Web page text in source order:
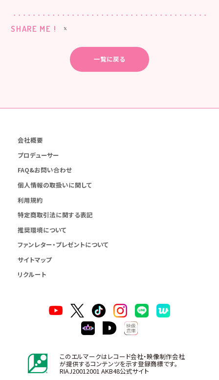
SHARE ME !
一覧に戻る
会社概要
プロデューサー
FAQ&お問い合わせ
個人情報の取扱いに関して
利用規約
特定商取引法に関する表記
推奨環境について
ファンレター・プレゼントについて
サイトマップ
リクルート
このエルマークはレコード会社・映像制作会社
が提供するコンテンツを示す登録商標です。
RIAJ20012001 AKB48公式サイト